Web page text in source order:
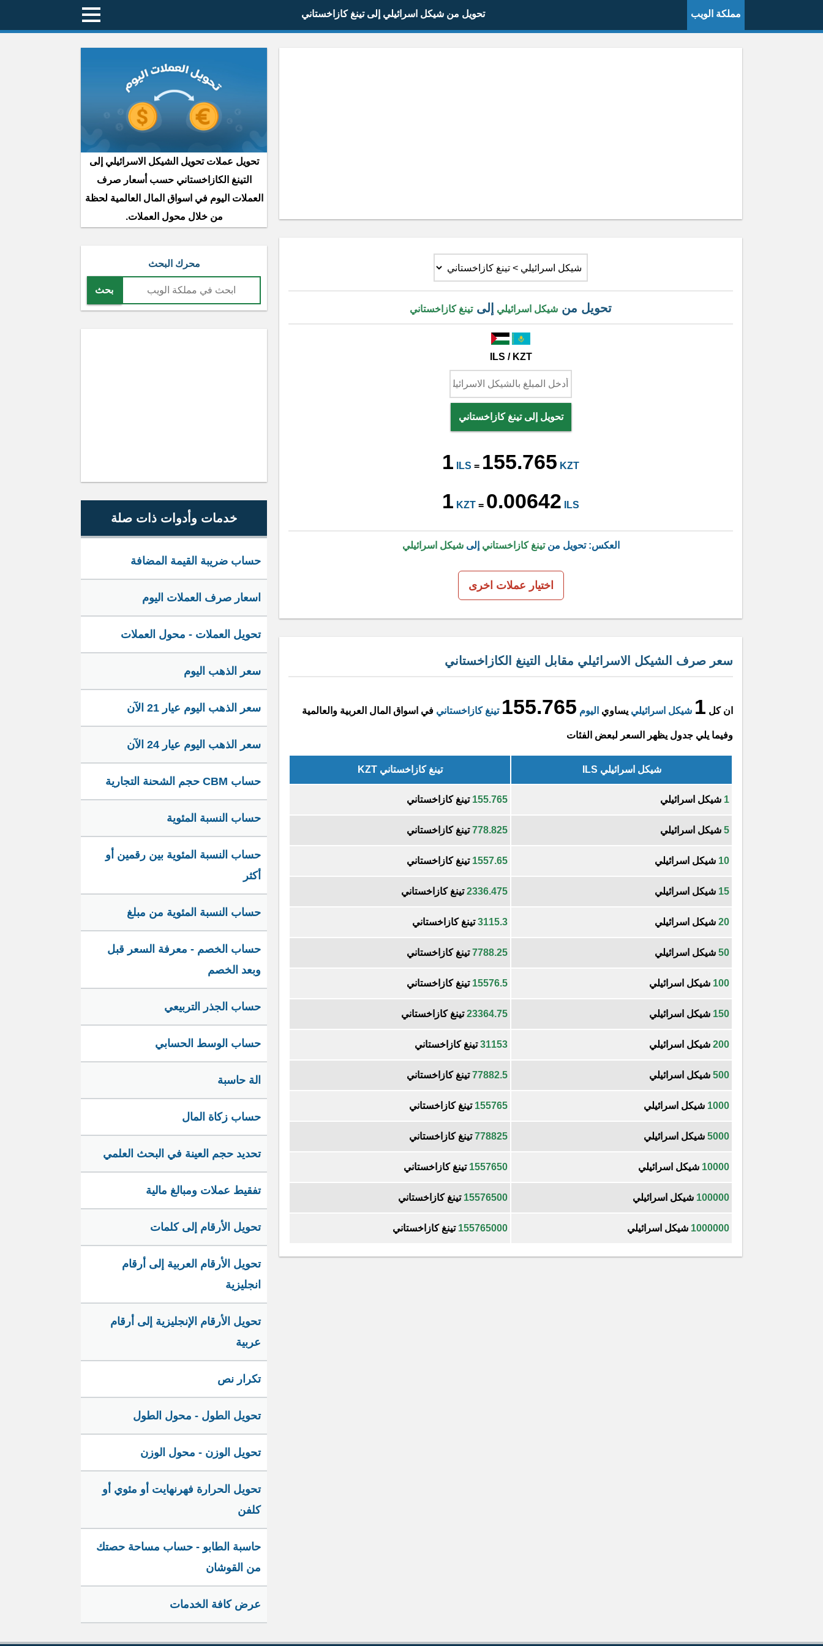
مملكة الويب تحويل من شيكل اسرائيلي إلى تينغ كازاخستاني
تحويل من شيكل اسرائيلي إلىتينغ كازاخستاني
ILS / KZT
تحويل إلى تينغ كازاخستاني
1 ILS = 155.765 KZT
1 KZT = 0.00642 ILS
العكس: تحويل منتينغ كازاخستاني إلىشيكل اسرائيلي
اختيار عملات اخرى
سعر صرف الشيكل الاسرائيلي مقابل التينغ الكازاخستاني
ان كل 1 شيكل اسرائيلي يساوي اليوم 155.765 تينغ كازاخستاني في اسواق المال العربية والعالمية
وفيما يلي جدول يظهر السعر لبعض الفئات
شيكل اسرائيلي ILS تينغ كازاخستاني KZT
1 شيكل اسرائيلي 155.765 تينغ كازاخستاني
5 شيكل اسرائيلي 778.825تينغ كازاخستاني
10 شيكل اسرائيلي 1557.65 تينغ كازاخستاني
15 شيكل اسرائيلي 2336.475تينغ كازاخستاني
20 شيكل اسرائيلي 3115.3تينغ كازاخستاني
50 شيكل اسرائيلي 7788.25تينغ كازاخستاني
100 شيكل اسرائيلي 15576.5 تينغ كازاخستاني
150 شيكل اسرائيلي 23364.75تينغ كازاخستاني
200 شيكل اسرائيلي 31153تينغ كازاخستاني
500 شيكل اسرائيلي 77882.5تينغ كازاخستاني
1000 شيكل اسرائيلي 155765 تينغ كازاخستاني
5000 شيكل اسرائيلي 778825تينغ كازاخستاني
10000 شيكل اسرائيلي 1557650 تينغ كازاخستاني
100000 شيكل اسرائيلي 15576500 تينغ كازاخستاني
1000000 شيكل اسرائيلي 155765000 تينغ كازاخستاني
تحويل عملات تحويل الشيكل الاسرائيلي إلى
التينغ الكازاخستاني حسب أسعار صرف
العملات اليوم في اسواق المال العالمية لحظة
من خلال محول العملات.
محرك البحث
بحث
خدمات وأدوات ذات صلة
حساب ضريبة القيمة المضافة
اسعار صرف العملات اليوم
تحويل العملات - محول العملات
سعر الذهب اليوم
سعر الذهب اليوم عيار 21 الآن
سعر الذهب اليوم عيار 24 الآن
حساب CBM حجم الشحنة التجارية
حساب النسبة المئوية
حساب النسبة المئوية بين رقمين أو
أكثر
حساب النسبة المئوية من مبلغ
حساب الخصم - معرفة السعر قبل
وبعد الخصم
حساب الجذر التربيعي
حساب الوسط الحسابي
الة حاسبة
حساب زكاة المال
تحديد حجم العينة في البحث العلمي
تفقيط عملات ومبالغ مالية
تحويل الأرقام إلى كلمات
تحويل الأرقام العربية إلى أرقام
انجليزية
تحويل الأرقام الإنجليزية إلى أرقام
عربية
تكرار نص
تحويل الطول - محول الطول
تحويل الوزن - محول الوزن
تحويل الحرارة فهرنهايت أو مئوي أو
كلفن
حاسبة الطابو - حساب مساحة حصتك
من القوشان
عرض كافة الخدمات